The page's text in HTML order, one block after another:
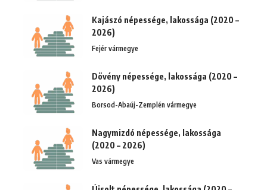
Kajászó népessége, lakossága (2020 –
2026)
Fejér vármegye
Dövény népessége, lakossága (2020 –
2026)
Borsod-Abaúj-Zemplén vármegye
Nagymizdó népessége, lakossága
(2020 – 2026)
Vas vármegye